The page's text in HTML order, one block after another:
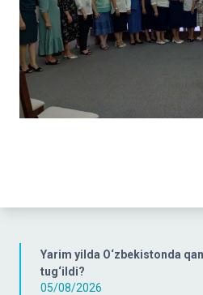
Yarim yilda O‘zbekistonda
tug‘ildi?
05/08/2026